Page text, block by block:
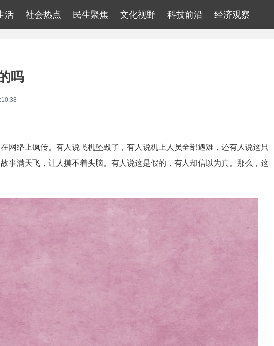
活 社会热点 民生聚焦 文化视野 科技前沿 经济观察
吗
网络上疯传。有人说飞机坠毁了，有人说机上人员全部遇难，还有人说这只
事满天飞，让人摸不着头脑。有人说这是假的，有人却信以为真。那么，这